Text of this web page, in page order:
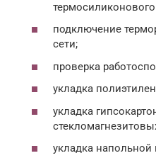
подключение
сети;
проверка
укладка
укладка
укладка напольной